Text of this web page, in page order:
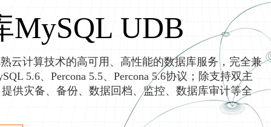
UDB
云计算技术的高可用、高性能的数据库服务，完全兼
5.6、Percona 5.5、Percona 5.6协议；除支持双主
供灾备、备份、数据回档、监控、数据库审计等全